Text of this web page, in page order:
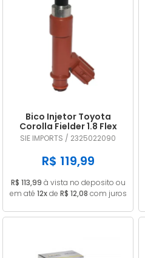
Bico Injetor Toyota
Corolla Fielder 1.8 Flex
2009 2010 2011 2012 2013
2325022090
SIE IMPORTS / 2325022090
R$ 119,99
R$ 113,99 à vista no deposito ou
em até 12xde R$ 12,08 com juros